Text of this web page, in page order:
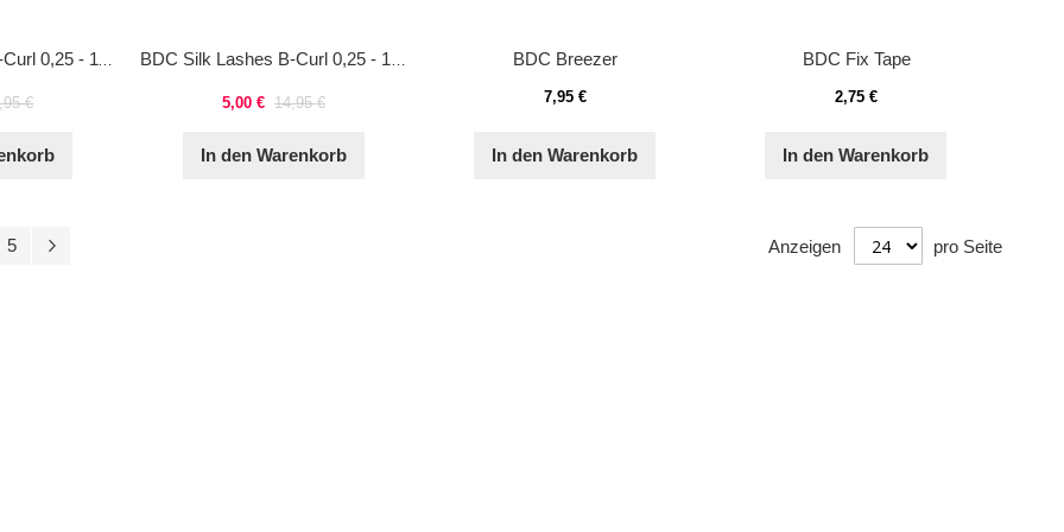
€ 5,00 € 14,95 €
In den Warenkorb
BDC Breezer
7,95 €
In den Warenkorb
BDC Fix Tape
2,75 €
In den Warenkorb
Seite
5 Anzeigen pro Seite